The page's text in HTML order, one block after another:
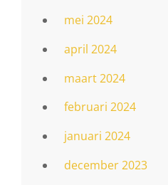
mei 2024
april 2024
maart 2024
februari 2024
januari 2024
december 2023